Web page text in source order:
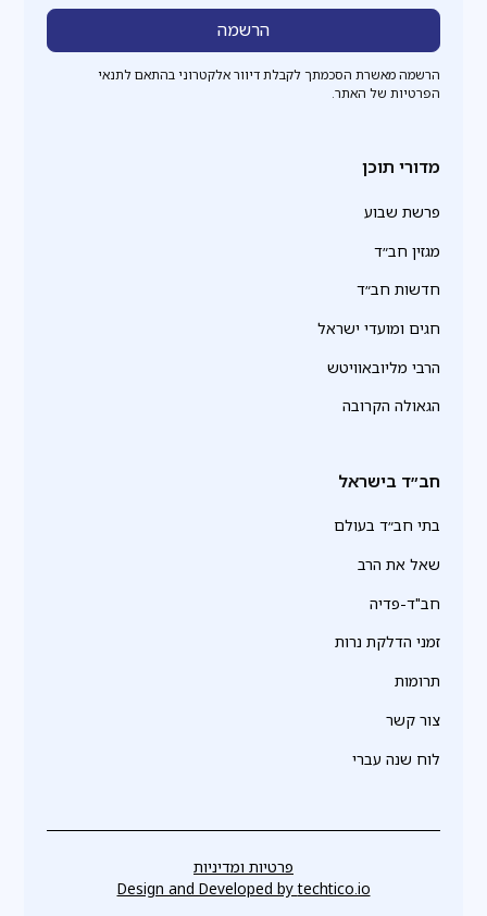
הרשמה מאשרת הסכמתך לקבלת דיוור אלקטרוני בהתאם לתנאי
הפרטיות של האתר.
מדורי תוכן
פרשת שבוע
מגזין חב״ד
חדשות חב״ד
חגים ומועדי ישראל
הרבי מליובאוויטש
הגאולה הקרובה
חב״ד בישראל
בתי חב״ד בעולם
שאל את הרב
חב"ד-פדיה
זמני הדלקת נרות
תרומות
צור קשר
לוח שנה עברי
פרטיות ומדיניות
Design and Developed bytechtico.io